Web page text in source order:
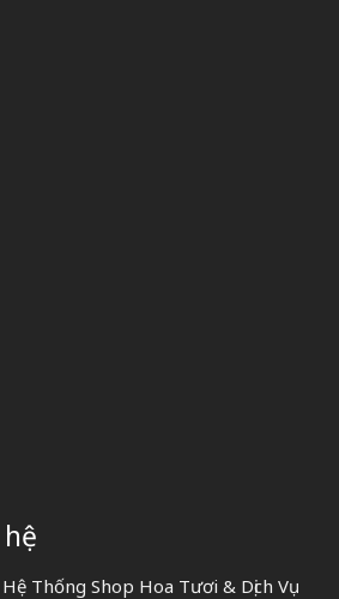
Thống Shop Hoa Tươi & Dịch Vụ